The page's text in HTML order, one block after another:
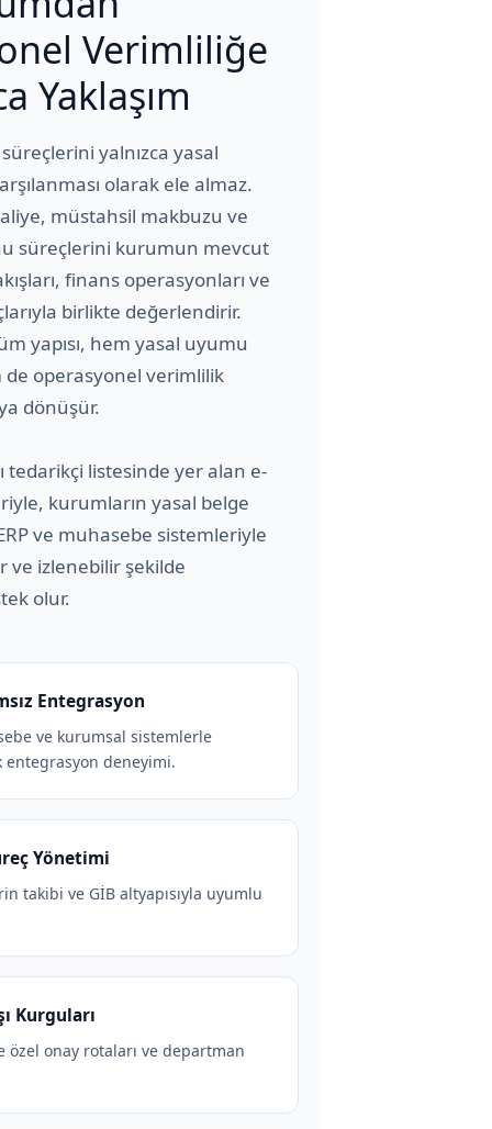
Verimliliğe
Yaklaşım
yalnızca yasal
olarak ele almaz.
müstahsil makbuzu ve
süreçlerini kurumun mevcut
finans operasyonları ve
birlikte değerlendirir.
yapısı, hem yasal uyumu
operasyonel verimlilik
dönüşür.
tedarikçi listesinde yer alan e-
kurumların yasal belge
ve muhasebe sistemleriyle
ve izlenebilir şekilde
olur.
Entegrasyon
ve kurumsal sistemlerle
entegrasyon deneyimi.
Yönetimi
takibi ve GİB altyapısıyla uyumlu
Kurguları
özel onay rotaları ve departman